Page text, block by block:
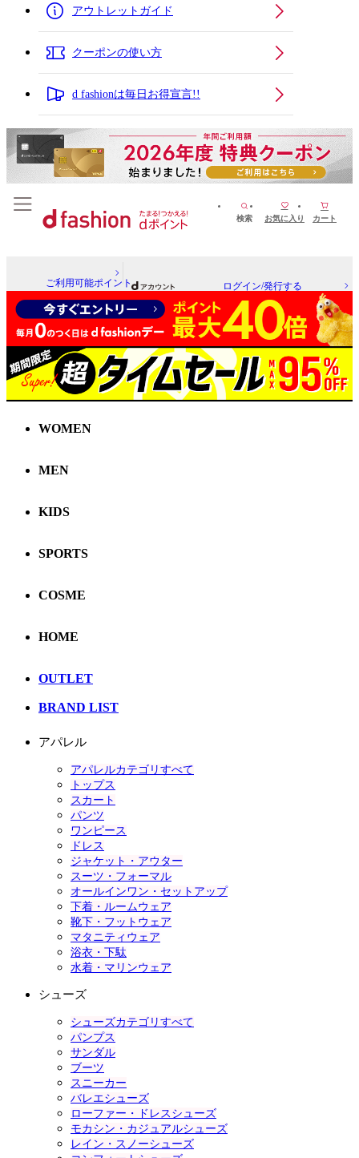
アウトレットガイド
クーポンの使い方
d fashionは毎日お得宣言!!
検索 お気に入り カート
ご利用可能ポイント ログイン/発行する
WOMEN
MEN
KIDS
SPORTS
COSME
HOME
OUTLET
BRAND LIST
アパレル
アパレルカテゴリすべて
トップス
スカート
パンツ
ワンピース
ドレス
ジャケット・アウター
スーツ・フォーマル
オールインワン・セットアップ
下着・ルームウェア
靴下・フットウェア
マタニティウェア
浴衣・下駄
水着・マリンウェア
シューズ
シューズカテゴリすべて
パンプス
サンダル
ブーツ
スニーカー
バレエシューズ
ローファー・ドレスシューズ
モカシン・カジュアルシューズ
レイン・スノーシューズ